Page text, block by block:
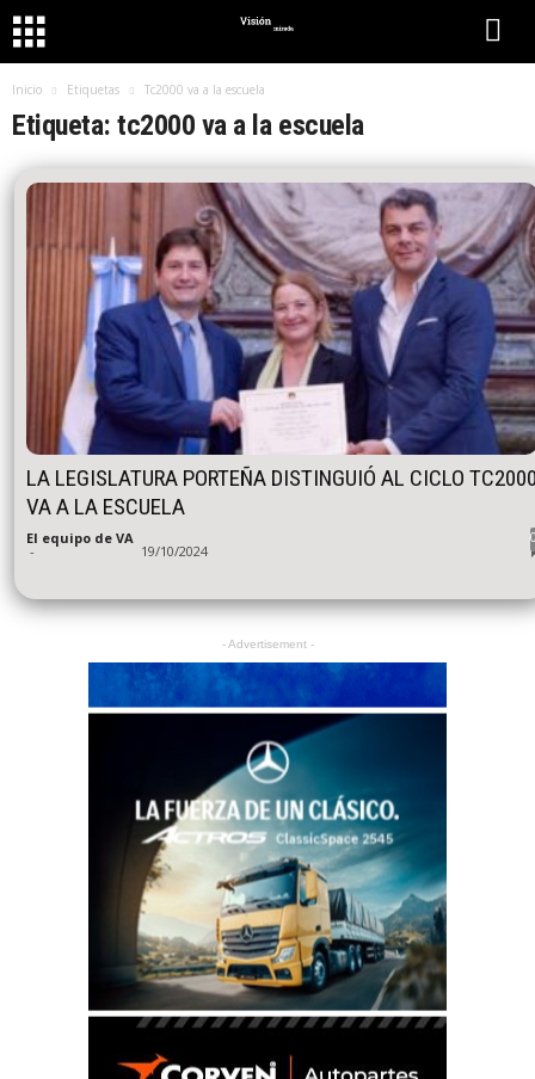
Inicio Etiquetas Tc2000 va a la escuela
Etiqueta: tc2000 va a la escuela
LA LEGISLATURA PORTEÑA DISTINGUIÓ AL CICLO
VA A LA ESCUELA
El equipo de VA
- 19/10/2024
- Advertisement -